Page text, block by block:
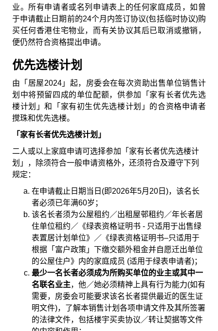
业。所有申请者或名列申请表上的任何家庭成员，如曾
于申请截止日期前的24个月内签订协议(包括临时协议)购
买任何香港住宅物业，而有关协议其后已取消或撤销，
便仍然符合资格提出申请。
优先选楼计划
由「居屋2024」起，房委会在每次资助出售单位销售计
划中将预留四成的单位配额，供参加「家有长者优先选
楼计划」和「家有初生优先选楼计划」的合资格申请者
搅珠和优先选楼。
「家有长者优先选楼计划」
二人或以上家庭申请可选择参加「家有长者优先选楼计
划」，除须符合一般申请资格外，还须符合及遵守下列
规定：
在申请截止日期当日(即2026年5月20日)，该名长
者必须已年满60岁；
该名长者须为公屋租约／出租屋邨租约／年长者居
住单位租约／《绿表资格证明书 - 只适用于出售绿
表置居计划单位》／《绿表资格证明书–只适用于
根据「富户政策」下缴交额外租金并自愿迁出单位
的公屋住户》内的家庭成员 (适用于绿表申请者)；
最少一名长者必须成为所购买单位的业主或其中一
名联名业主，他／她必须精神上具有行为能力(如有
需要，房委会可能要求该名长者提供最近的医生证
明文件)，了解本销售计划各项申请文件及其所签署
的法律文件，包括楼宇买卖协议／转让契据等文件